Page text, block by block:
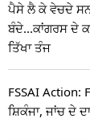
ਪੈਸੇ ਲੈ ਕੇ ਵੇਚਦੇ ਸਨ
ਬੰਦੇ...ਕਾਂਗਰਸ ਦੇ
ਤਿੱਖਾ ਤੰਜ
FSSAI Action:
ਸ਼ਿਕੰਜਾ, ਜਾਂਚ ਦੇ